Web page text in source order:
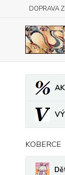
DOPRAVA
KOBERCE